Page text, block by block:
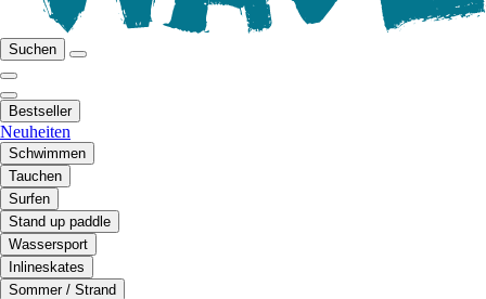
Suchen
Bestseller
Neuheiten
Schwimmen
Tauchen
Surfen
Stand up paddle
Wassersport
Inlineskates
Sommer / Strand